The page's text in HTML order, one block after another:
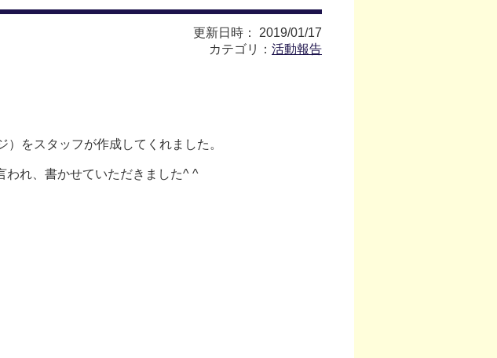
更新日時： 2019/01/17
カテゴリ： 活動報告
をスタッフが作成してくれました。
われ、書かせていただきました^ ^